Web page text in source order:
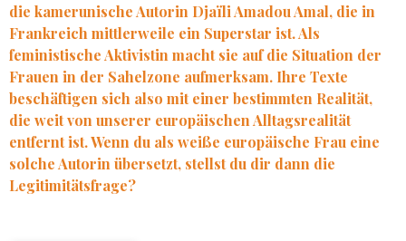
die kamerunische Autorin Djaïli Amadou Amal, die in
Frankreich mittlerweile ein Superstar ist. Als
feministische Aktivistin macht sie auf die Situation der
Frauen in der Sahelzone aufmerksam. Ihre Texte
beschäftigen sich also mit einer bestimmten Realität,
die weit von unserer europäischen Alltagsrealität
entfernt ist. Wenn du als weiße europäische Frau eine
solche Autorin übersetzt, stellst du dir dann die
Legitimitätsfrage?